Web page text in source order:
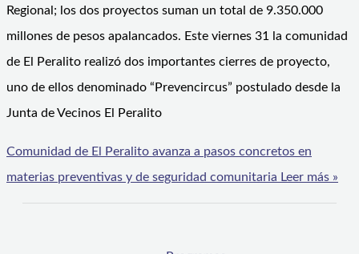
Regional; los dos proyectos suman un total de 9.350.000
millones de pesos apalancados. Este viernes 31 la comunidad
de El Peralito realizó dos importantes cierres de proyecto,
uno de ellos denominado “Prevencircus” postulado desde la
Junta de Vecinos El Peralito
Comunidad de El Peralito avanza a pasos concretos en
materias preventivas y de seguridad comunitaria Leer más »